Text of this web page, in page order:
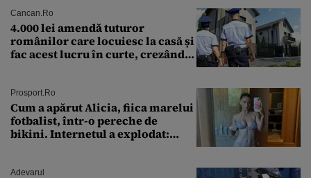
Cancan.ro
4.000 lei amendă tuturor
românilor care locuiesc la casă și
fac acest lucru în curte, crezând
Prosport.ro
Cum a apărut Alicia, fiica marelui
fotbalist, într-o pereche de
bikini. Internetul a explodat:
Adevarul